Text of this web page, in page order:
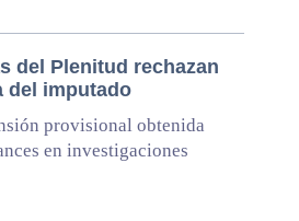
del Plenitud rechazan
del imputado
provisional obtenida
en investigaciones